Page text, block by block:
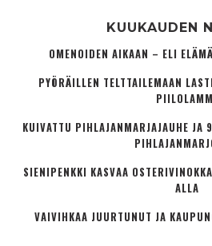
KUUKAUDEN
OMENOIDEN AIKAAN – ELI
PYÖRÄILLEN TELTTAILEMAAN
KUIVATTU PIHLAJANMARJAJAUHE JA
SIENIPENKKI KASVAA
ALLA
VAIVIHKAA JUURTUNUT JA